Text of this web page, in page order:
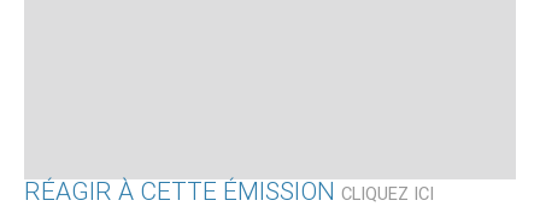
RÉAGIR À CETTE ÉMISSION CLIQUEZ ICI